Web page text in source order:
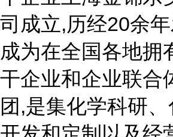
司成立,历经20余
成为在全国各地拥
干企业和企业联合
团,是集化学科研